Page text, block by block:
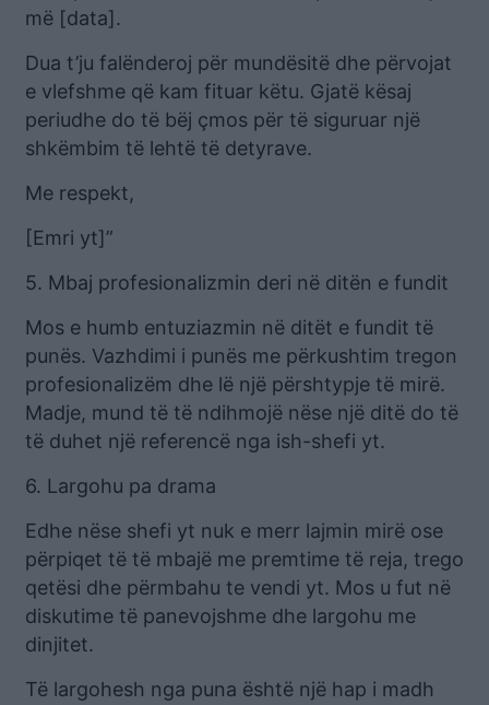
më [data].
Dua t’ju falënderoj për mundësitë dhe përvojat
e vlefshme që kam fituar këtu. Gjatë kësaj
periudhe do të bëj çmos për të siguruar një
shkëmbim të lehtë të detyrave.
Me respekt,
[Emri yt]”
5. Mbaj profesionalizmin deri në ditën e fundit
Mos e humb entuziazmin në ditët e fundit të
punës. Vazhdimi i punës me përkushtim tregon
profesionalizëm dhe lë një përshtypje të mirë.
Madje, mund të të ndihmojë nëse një ditë do të
të duhet një referencë nga ish-shefi yt.
6. Largohu pa drama
Edhe nëse shefi yt nuk e merr lajmin mirë ose
përpiqet të të mbajë me premtime të reja, trego
qetësi dhe përmbahu te vendi yt. Mos u fut në
diskutime të panevojshme dhe largohu me
dinjitet.
Të largohesh nga puna është një hap i madh